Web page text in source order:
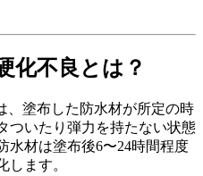
化不良とは？
、塗布した防水材が所定の時
ついたり弾力を持たない状態
水材は塗布後6〜24時間程度
します。